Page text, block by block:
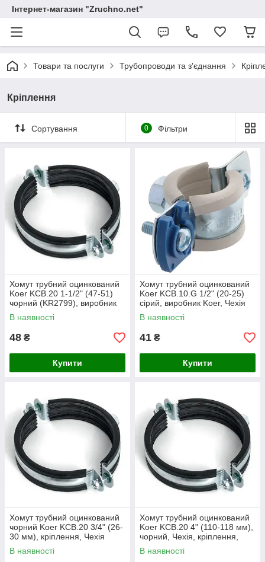
Інтернет-магазин "Zruchno.net"
Товари та послуги Трубопроводи та з'єднання
Кріплення
Сортування 0 Фільтри
Хомут трубний оцинкований
Koer KCB.20 1-1/2" (47-51)
чорний (KR2799), виробник
Koer, Чехія
В наявності
48 ₴
Купити
Хомут трубний оцинкований
Koer KCB.10.G 1/2" (20-25)
сірий, виробник Koer, Чехія
В наявності
41 ₴
Купити
Хомут трубний оцинкований
чорний Koer KCB.20 3/4" (26-
30 мм), кріплення, Чехія
В наявності
Хомут трубний оцинкований
Koer KCB.20 4" (110-118 мм),
чорний, Чехія, кріплення,
11,7 кг, 50 шт в упаковці
В наявності